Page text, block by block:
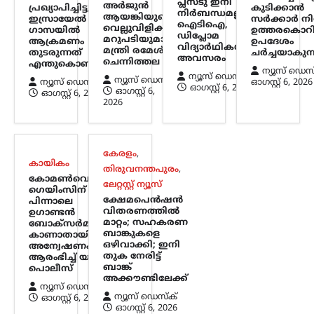
അതിശക്തമായ ചൂടിനിടെ
പൊതുജനങ്ങൾക്കായി സർക്കാർ
നൽകിയ ആരോഗ്യ നിർദേശം
അന്താരാഷ്ട്ര തലത്തിൽ ശ്രദ്ധ നേടുന്നു.
ശരീരത്തിന് ഊർജം പകരാനും ചൂടിന്റെ
ദോഷഫലങ്ങൾ കുറയ്ക്കാനുമായി
നായിറച്ചി…
കായികം
ഗെയിംസിന് പിന്നാലെ
ഉഗാണ്ടൻ
ബോക്സർമാരെ
കാണാതായി;
അന്വേഷണം ആരംഭിച്ച്
യുകെ പൊലീസ്
ന്യൂസ് ഡെസ്ക്
സ്കോട്ട്‌ലൻഡിലെ ഗ്ലാസ്‌ഗോയിൽ നടന്ന
2026 കോമൺവെൽത്ത് ഗെയിംസിൽ
പങ്കെടുത്ത ഉഗാണ്ടൻ ബോക്സിംഗ്
പ്രഖ്യാപിച്ചിട്ടും
ഇസ്രായേൽ
ഗാസയിൽ
ആക്രമണം
തുടരുന്നത്
എന്തുകൊണ്ട്?
ന്യൂസ് ഡെസ്ക്
ഓഗസ്റ്റ്‌ 6, 2026
അർജുൻ
ആയങ്കിയുടെ
വെല്ലുവിളിക്ക്
മറുപടിയുമായി
മന്ത്രി രമേശ്
ചെന്നിത്തല
ന്യൂസ് ഡെസ്ക്
ഓഗസ്റ്റ്‌ 6,
2026
പ്ലസ്ടു ഇനി
നിർബന്ധമല്ല;
ഐടിഐ,
ഡിപ്ലോമ
വിദ്യാർഥികൾക്കും
അവസരം
ന്യൂസ് ഡെസ്ക്
ഓഗസ്റ്റ്‌ 6, 2026
കുടിക്കാൻ
സർക്കാർ
ഉപദേശം
ന്യൂസ്
ഓഗസ്റ്റ്‌ 6, 2026
കായികം
കോമൺവെൽത്ത്
ഗെയിംസിന്
പിന്നാലെ
ഉഗാണ്ടൻ
ബോക്സർമാരെ
കാണാതായി;
അന്വേഷണം
ആരംഭിച്ച് യുകെ
പൊലീസ്
ന്യൂസ് ഡെസ്ക്
ഓഗസ്റ്റ്‌ 6, 2026
കേരളം,
തിരുവനന്തപുരം,
ലേറ്റസ്റ്റ് ന്യൂസ്
ക്ഷേമപെൻഷൻ
വിതരണത്തിൽ
മാറ്റം; സഹകരണ
ബാങ്കുകളെ
ഒഴിവാക്കി; ഇനി
തുക നേരിട്ട്
ബാങ്ക്
അക്കൗണ്ടിലേക്ക്
ന്യൂസ് ഡെസ്ക്
ഓഗസ്റ്റ്‌ 6, 2026